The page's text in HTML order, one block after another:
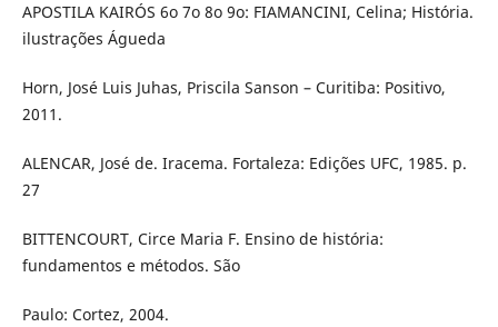
APOSTILA KAIRÓS 6o 7o 8o 9o: FIAMANCINI, Celina; História.
ilustrações Águeda
Horn, José Luis Juhas, Priscila Sanson – Curitiba: Positivo,
2011.
ALENCAR, José de. Iracema. Fortaleza: Edições UFC, 1985. p.
27
BITTENCOURT, Circe Maria F. Ensino de história:
fundamentos e métodos. São
Paulo: Cortez, 2004.